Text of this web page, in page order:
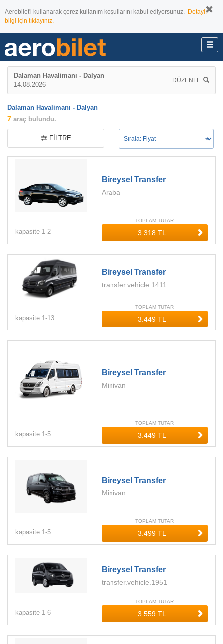
Aerobilet'i kullanarak çerez kullanım koşullarını kabul ediyorsunuz. Detaylı
bilgi için tıklayınız.
Dalaman Havalimanı - Dalyan
14.08.2026
DÜZENLE
Dalaman Havalimanı - Dalyan
7 araç bulundu.
FILTRE
Bireysel Transfer
Araba
kapasite 1-2
TOPLAM TUTAR
Bireysel Transfer
transfer.vehicle.1411
kapasite 1-13
TOPLAM TUTAR
Bireysel Transfer
Minivan
kapasite 1-5
TOPLAM TUTAR
Bireysel Transfer
Minivan
kapasite 1-5
TOPLAM TUTAR
Bireysel Transfer
transfer.vehicle.1951
kapasite 1-6
TOPLAM TUTAR